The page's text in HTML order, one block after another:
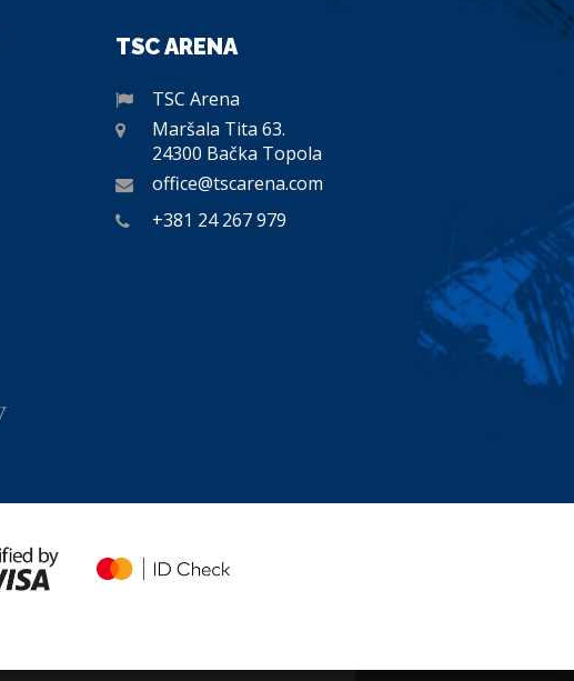
TSC ARENA
TSC Arena
Maršala Tita 63.
24300 Bačka Topola
office@tscarena.com
+381 24 267 979